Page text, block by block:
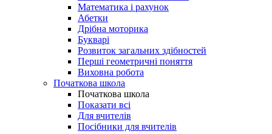
Математика і рахунок
Абетки
Дрібна моторика
Букварі
Розвиток загальних здібностей
Перші геометричні поняття
Виховна робота
Початкова школа
Початкова школа
Показати всі
Для вчителів
Посібники для вчителів